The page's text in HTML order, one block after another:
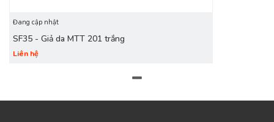
Đang cập nhật
SF35 - Giả da MTT 201 trắng
Liên hệ